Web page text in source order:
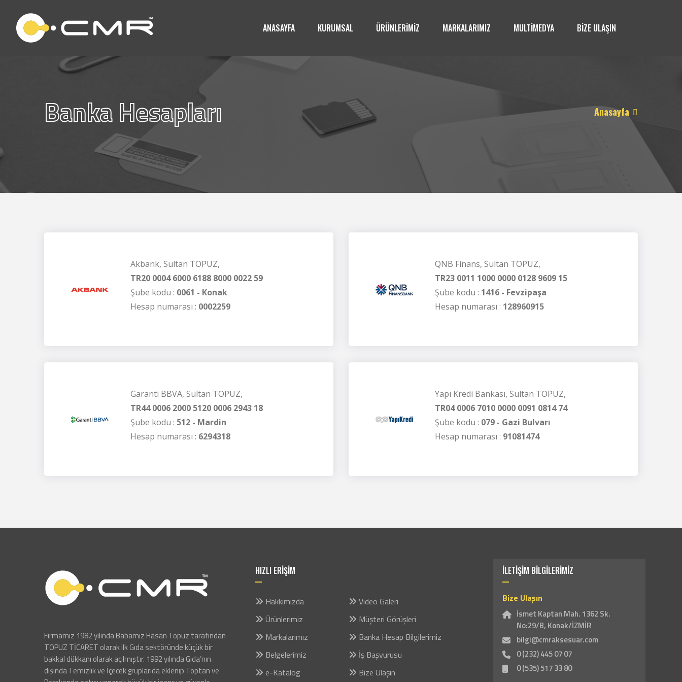
ANASAYFA KURUMSAL ÜRÜNLERİMİZ MARKALARIMIZ MULTİMEDYA BİZE ULAŞIN
Banka Hesapları Anasayfa
Akbank, Sultan TOPUZ,
TR20 0004 6000 6188 8000 0022 59
Şube kodu : 0061 - Konak
Hesap numarası : 0002259
QNB Finans, Sultan TOPUZ,
TR23 0011 1000 0000 0128 9609 15
Şube kodu : 1416 - Fevzipaşa
Hesap numarası : 128960915
Garanti BBVA, Sultan TOPUZ,
TR44 0006 2000 5120 0006 2943 18
Şube kodu : 512 - Mardin
Hesap numarası : 6294318
Yapı Kredi Bankası, Sultan TOPUZ,
TR04 0006 7010 0000 0091 0814 74
Şube kodu : 079 - Gazi Bulvarı
Hesap numarası : 91081474
Firmamız 1982 yılında Babamız Hasan Topuz tarafından
TOPUZ TİCARET olarak ilk Gıda sektöründe küçük bir
bakkal dükkanı olarak açılmıştır. 1992 yılında Gıda’nın
dışında Temizlik ve İçecek gruplarıda eklenip Toptan ve
HIZLI ERİŞİM
Hakkımızda
Ürünlerimiz
Markalarımız
Belgelerimiz
e-Katalog
Video Galeri
Müşteri Görüşleri
Banka Hesap Bilgilerimiz
İş Başvurusu
Bize Ulaşın
İLETİŞİM BİLGİLERİMİZ
Bize Ulaşın
İsmet Kaptan Mah. 1362 Sk.
No:29/B, Konak/İZMİR
bilgi@cmraksesuar.com
0 (232) 445 07 07
0 (535) 517 33 80